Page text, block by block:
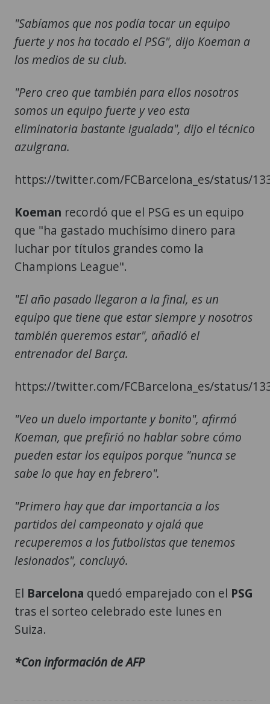
"Sabíamos que nos podía tocar un equipo
fuerte y nos ha tocado el PSG", dijo Koeman a
los medios de su club.
"Pero creo que también para ellos nosotros
somos un equipo fuerte y veo esta
eliminatoria bastante igualada", dijo el técnico
azulgrana.
https://twitter.com/FCBarcelona_es/status/
Koeman recordó que el PSG es un equipo
que "ha gastado muchísimo dinero para
luchar por títulos grandes como la
Champions League".
"El año pasado llegaron a la final, es un
equipo que tiene que estar siempre y nosotros
también queremos estar", añadió el
entrenador del Barça.
https://twitter.com/FCBarcelona_es/status/
"Veo un duelo importante y bonito", afirmó
Koeman, que prefirió no hablar sobre cómo
pueden estar los equipos porque "nunca se
sabe lo que hay en febrero".
"Primero hay que dar importancia a los
partidos del campeonato y ojalá que
recuperemos a los futbolistas que tenemos
lesionados", concluyó.
El Barcelona quedó emparejado con el PSG
tras el sorteo celebrado este lunes en
Suiza.
*Con información de AFP